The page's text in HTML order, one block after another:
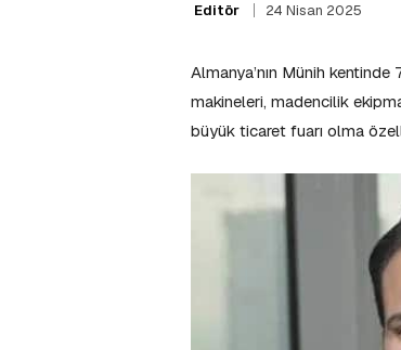
Editör 24 Nisan 2025
Almanya’nın Münih kentinde
makineleri, madencilik
büyük ticaret fuarı olma